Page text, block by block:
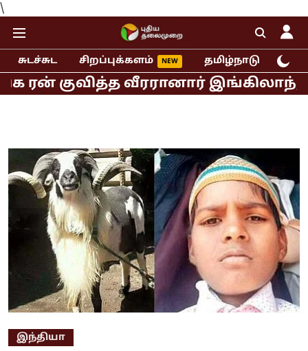
\
சுடச்சுட சிறப்புக்களம் தமிழ்நாடு
வீரரானார் இங்கிலாந்து ஜோஸ்
இந்தியா